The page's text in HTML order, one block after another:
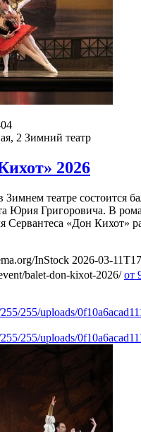
2 Зимний театр
2026
Зимнем театре состоится
Юрия Григоровича. В
Сервантеса «Дон Кихот»
InStock 2026-03-
balet-don-kixot-2026/ от
255/uploads/
255/uploads/